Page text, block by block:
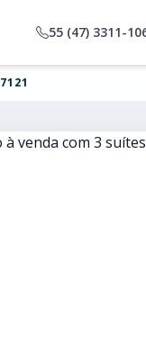
55 (47) 3311-
7121